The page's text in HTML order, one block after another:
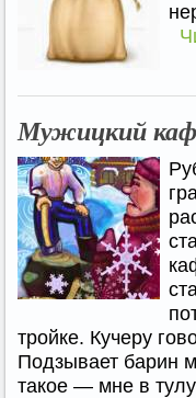
Мужицкий
тройке. Кучеру
Подзывает барин
такое — мне в